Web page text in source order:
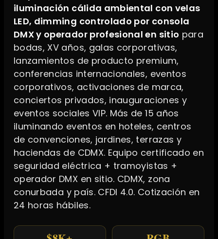
iluminación cálida ambiental con velas
LED, dimming controlado por consola
DMX y operador profesional en sitio para
bodas, XV años, galas corporativas,
lanzamientos de producto premium,
conferencias internacionales, eventos
corporativos, activaciones de marca,
conciertos privados, inauguraciones y
eventos sociales VIP. Más de 15 años
iluminando eventos en hoteles, centros
de convenciones, jardines, terrazas y
haciendas de CDMX. Equipo certificado en
seguridad eléctrica + tramoyistas +
operador DMX en sitio. CDMX, zona
conurbada y país. CFDI 4.0. Cotización en
24 horas hábiles.